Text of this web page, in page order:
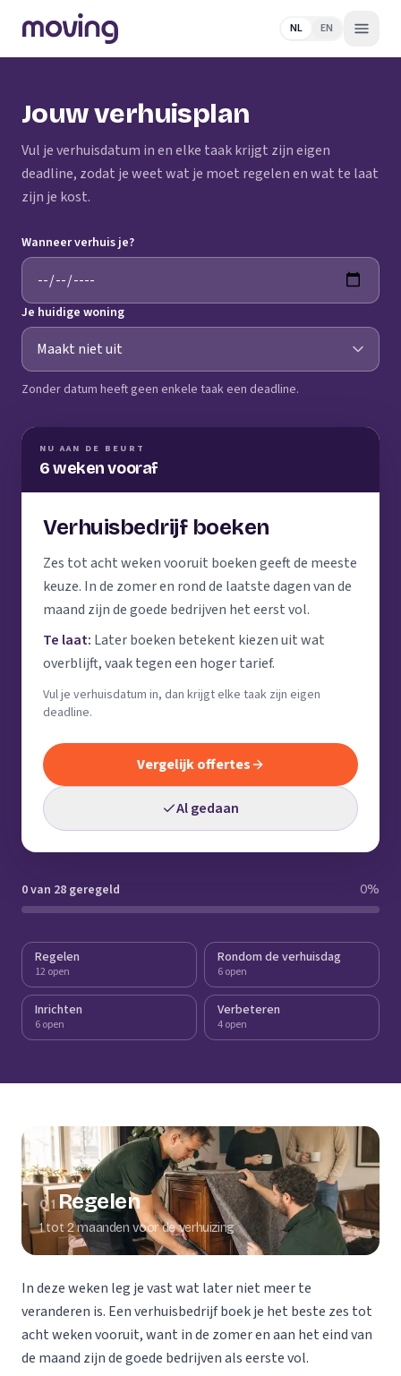
NL EN
Jouw verhuisplan
Vul je verhuisdatum in en elke taak krijgt zijn eigen
deadline, zodat je weet wat je moet regelen en wat te laat
zijn je kost.
Wanneer verhuis je?
Je huidige woning
Zonder datum heeft geen enkele taak een deadline.
NU AAN DE BEURT
6 weken vooraf
Verhuisbedrijf boeken
Zes tot acht weken vooruit boeken geeft de meeste
keuze. In de zomer en rond de laatste dagen van de
maand zijn de goede bedrijven het eerst vol.
Te laat: Later boeken betekent kiezen uit wat
overblijft, vaak tegen een hoger tarief.
Vul je verhuisdatum in, dan krijgt elke taak zijn eigen
deadline.
Vergelijk offertes
Al gedaan
0 van 28 geregeld 0%
Regelen
12 open
Rondom de verhuisdag
6 open
Inrichten
6 open
Verbeteren
4 open
01 Regelen
1 tot 2 maanden voor de verhuizing
In deze weken leg je vast wat later niet meer te
veranderen is. Een verhuisbedrijf boek je het beste zes tot
acht weken vooruit, want in de zomer en aan het eind van
de maand zijn de goede bedrijven als eerste vol.